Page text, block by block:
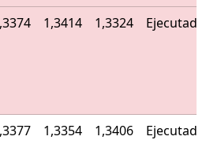
1,3414 1,3324 Ejecutado
1,3354 1,3406 Ejecutado